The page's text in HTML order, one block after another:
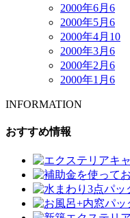
2000年6月 6
2000年5月 6
2000年4月 10
2000年3月 6
2000年2月 6
2000年1月 6
INFORMATION
おすすめ情報